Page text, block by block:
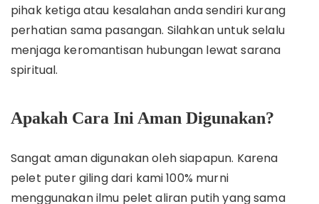
pihak ketiga atau kesalahan anda sendiri kurang
perhatian sama pasangan. Silahkan untuk selalu
menjaga keromantisan hubungan lewat sarana
spiritual.
Apakah Cara Ini Aman Digunakan?
Sangat aman digunakan oleh siapapun. Karena
pelet puter giling dari kami 100% murni
menggunakan ilmu pelet aliran putih yang sama